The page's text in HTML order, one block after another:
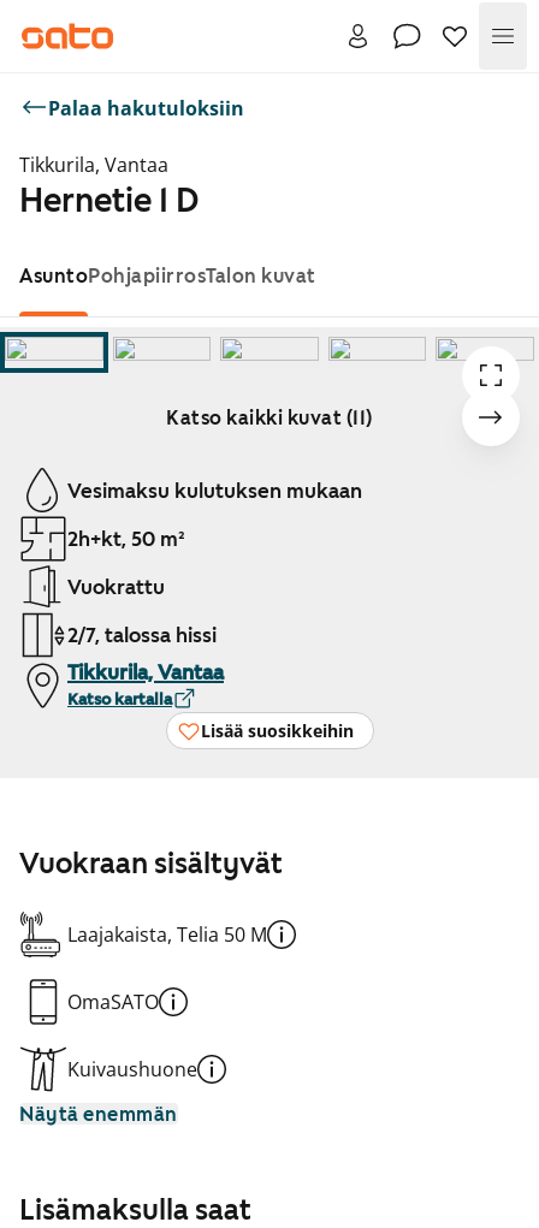
Palaa hakutuloksiin
Tikkurila, Vantaa
Hernetie 1 D
AsuntoPohjapiirrosTalon kuvat
Katso kaikki kuvat (11)
Näytetään dia 1 / 11
Vesimaksu kulutuksen mukaan
2h+kt, 50 m²
Vuokrattu
2/7, talossa hissi
Tikkurila, Vantaa
Katso kartalla
Lisää suosikkeihin
Vuokraan sisältyvät
Laajakaista, Telia 50 M
OmaSATO
Kuivaushuone
Näytä enemmän
Lisämaksulla saat